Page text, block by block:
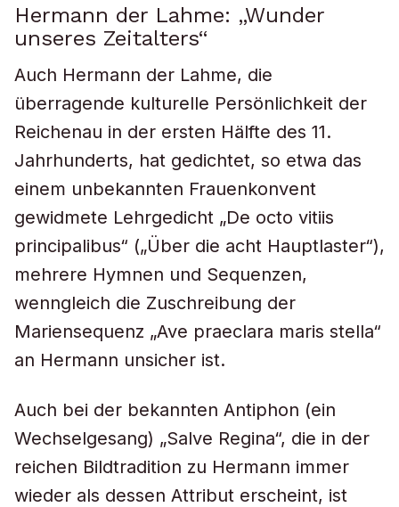
Hermann der Lahme: „Wunder
unseres Zeitalters“
Auch Hermann der Lahme, die
überragende kulturelle Persönlichkeit der
Reichenau in der ersten Hälfte des 11.
Jahrhunderts, hat gedichtet, so etwa das
einem unbekannten Frauenkonvent
gewidmete Lehrgedicht „De octo vitiis
principalibus“ („Über die acht Hauptlaster“),
mehrere Hymnen und Sequenzen,
wenngleich die Zuschreibung der
Mariensequenz „Ave praeclara maris stella“
an Hermann unsicher ist.
Auch bei der bekannten Antiphon (ein
Wechselgesang) „Salve Regina“, die in der
reichen Bildtradition zu Hermann immer
wieder als dessen Attribut erscheint, ist